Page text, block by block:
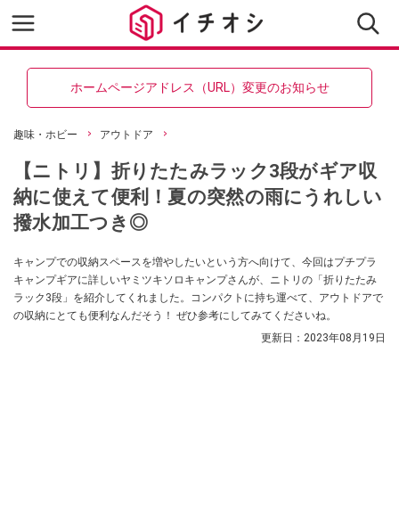
ホームページアドレス（URL）変更のお知らせ
趣味・ホビー アウトドア
【ニトリ】折りたたみラック3段がギア収
納に使えて便利！夏の突然の雨にうれしい
撥水加工つき◎
キャンプでの収納スペースを増やしたいという方へ向けて、今回はプチプラ
キャンプギアに詳しいヤミツキソロキャンプさんが、ニトリの「折りたたみ
ラック3段」を紹介してくれました。コンパクトに持ち運べて、アウトドアで
の収納にとても便利なんだそう！ ぜひ参考にしてみてくださいね。
更新日： 2023年08月19日